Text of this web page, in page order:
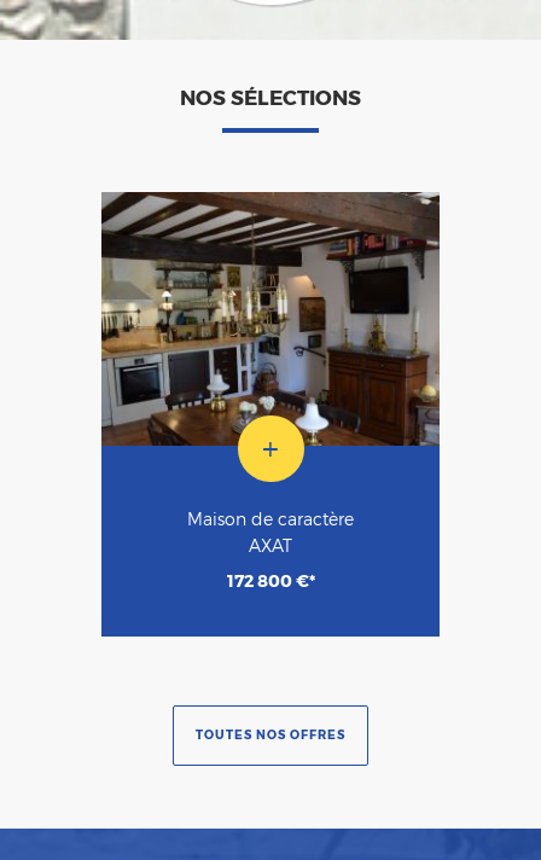
NOS SÉLECTIONS
+
Maison de caractère
AXAT
172 800 €*
TOUTES NOS OFFRES